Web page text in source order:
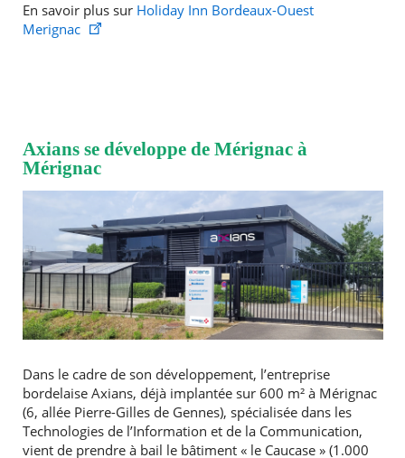
En savoir plus sur Holiday Inn Bordeaux-Ouest
Merignac
Axians se développe de Mérignac à
Mérignac
Dans le cadre de son développement, l’entreprise
bordelaise Axians, déjà implantée sur 600 m² à Mérignac
(6, allée Pierre-Gilles de Gennes), spécialisée dans les
Technologies de l’Information et de la Communication,
vient de prendre à bail le bâtiment « le Caucase » (1.000